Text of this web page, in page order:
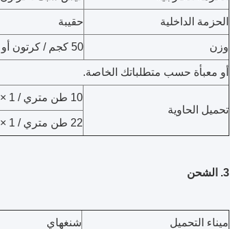
الحزمة الداخلية حقيبة
وزن 50 كجم / كرتون أو حسب طلب المشترين
أو معبأة حسب متطلباتك الخاصة.
تحميل الحاوية
10 طن متري / 1 × 20 قدم FCL
22 طن متري / 1 × 40 قدم FCL
3. الشحن
ميناء التحميل شنغهاي